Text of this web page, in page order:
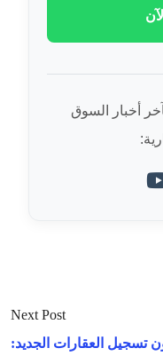
أخبار السوق
Next Post
تسجيل العقارات الجديد: